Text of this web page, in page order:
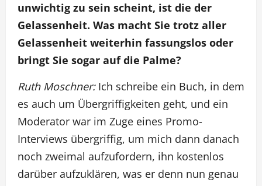
unwichtig zu sein scheint, ist die der
Gelassenheit. Was macht Sie trotz aller
Gelassenheit weiterhin fassungslos oder
bringt Sie sogar auf die Palme?
Ruth Moschner:Ich schreibe ein Buch, in dem
es auch um Übergriffigkeiten geht, und ein
Moderator war im Zuge eines Promo-
Interviews übergriffig, um mich dann danach
noch zweimal aufzufordern, ihn kostenlos
darüber aufzuklären, was er denn nun genau